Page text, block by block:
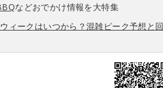
などおでかけ情報を大特集
ィークはいつから？混雑ピーク予想と回